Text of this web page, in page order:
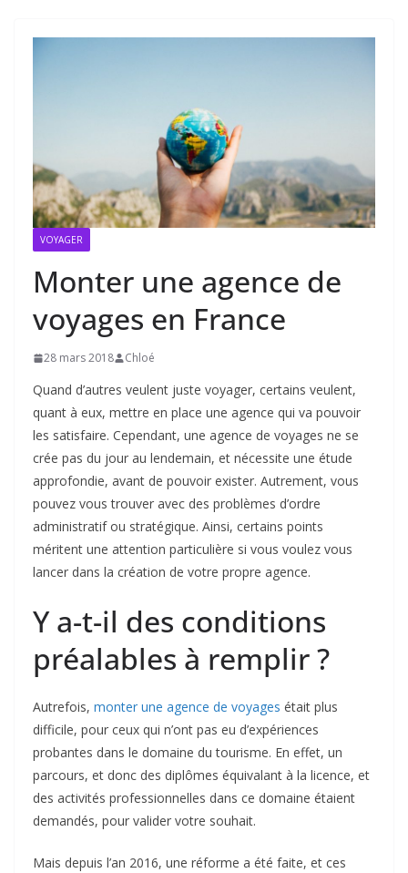
VOYAGER
Monter une agence de
voyages en France
28 mars 2018 Chloé
Quand d’autres veulent juste voyager, certains veulent,
quant à eux, mettre en place une agence qui va pouvoir
les satisfaire. Cependant, une agence de voyages ne se
crée pas du jour au lendemain, et nécessite une étude
approfondie, avant de pouvoir exister. Autrement, vous
pouvez vous trouver avec des problèmes d’ordre
administratif ou stratégique. Ainsi, certains points
méritent une attention particulière si vous voulez vous
lancer dans la création de votre propre agence.
Y a-t-il des conditions
préalables à remplir ?
Autrefois, monter une agence de voyages était plus
difficile, pour ceux qui n’ont pas eu d’expériences
probantes dans le domaine du tourisme. En effet, un
parcours, et donc des diplômes équivalant à la licence, et
des activités professionnelles dans ce domaine étaient
demandés, pour valider votre souhait.
Mais depuis l’an 2016, une réforme a été faite, et ces